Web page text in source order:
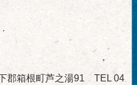
郡箱根町芦之湯91 TEL 04